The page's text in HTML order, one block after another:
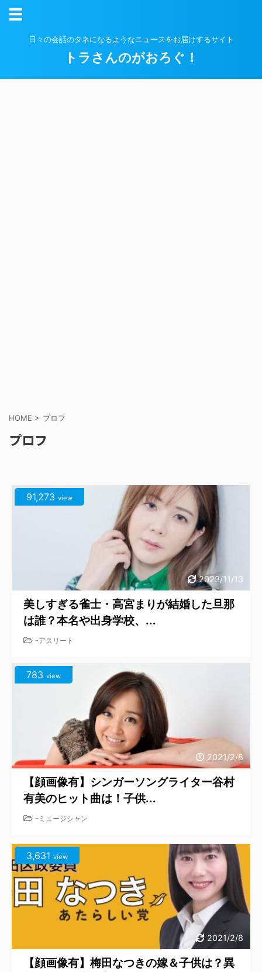
日々の会話のタネになるようなニュースをお届けするサイト
トラさんのがおろぐ！
HOME > プロフ
プロフ
2023/11/13
91,273 view
美しすぎる雀士・高宮まりが結婚した旦那
は誰？本名や出身学校、...
-アスリート
2021/2/8
783 view
【顔画像有】シンガーソングライター谷村
有美のヒット曲は！子供...
- ミュージシャン
2021/2/8
3,631 view
【顔画像有】梅田なつきの嫁＆子供は？異